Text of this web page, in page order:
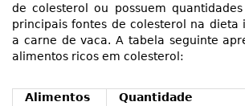
de colesterol ou possuem quantidades
principais fontes de colesterol na dieta
a carne de vaca. A tabela seguinte
alimentos ricos em colesterol:
Alimentos
Quantidade